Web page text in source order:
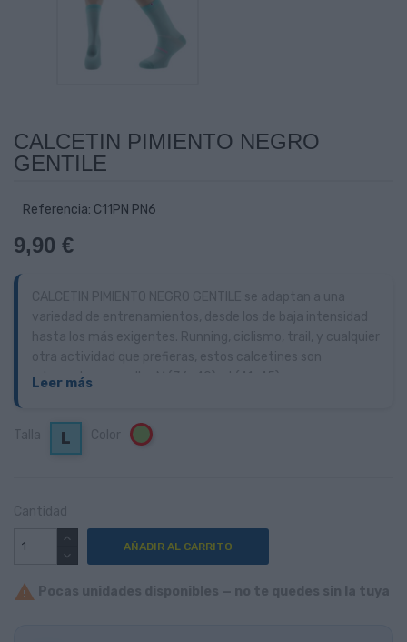
CALCETIN PIMIENTO NEGRO
GENTILE
Referencia: C11PN PN6
9,90 €
adecuados para ello.
Leer más
L Verde
AÑADIR AL CARRITO
